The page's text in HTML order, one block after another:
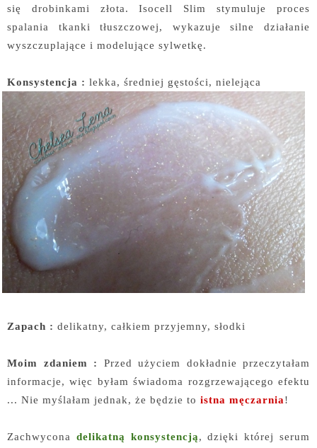
się drobinkami złota. Isocell Slim stymuluje proces
spalania tkanki tłuszczowej, wykazuje silne działanie
wyszczuplające i modelujące sylwetkę.
Konsystencja : lekka, średniej gęstości, nielejąca
Zapach : delikatny, całkiem przyjemny, słodki
Moim zdaniem : Przed użyciem dokładnie przeczytałam
informacje, więc byłam świadoma rozgrzewającego efektu
... Nie myślałam jednak, że będzie to istna męczarnia!
Zachwycona delikatną konsystencją, dzięki której serum